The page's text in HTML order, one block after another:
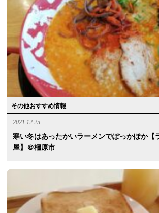
その他おすすめ情報
2021.12.25
寒い冬はあったかいラーメンでぽっかぽか【
屋】＠橿原市